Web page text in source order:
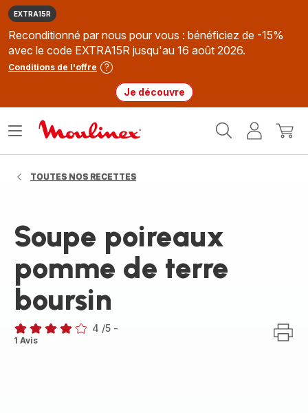
EXTRA15R
Reconditionné par nous pour vous : bénéficiez de -15%
avec le code EXTRA15R jusqu'au 16 août 2026.
Conditions de l'offre
Je découvre
MonMon
Ouvrir
TOUTES NOS RECETTES
Soupe poireaux
pomme de terre
boursin
Avis
4 /5 -
1 Avis